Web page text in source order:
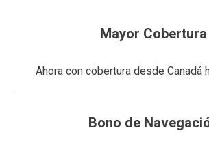
Mayor Cobertura
Ahora con cobertura desde Canadá
Bono de